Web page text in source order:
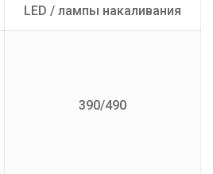
LED / лампы накаливания
390/490